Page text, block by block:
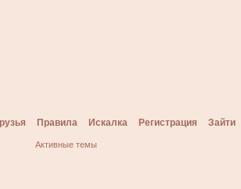
Правила Искалка Регистрация Зайти
Активные темы